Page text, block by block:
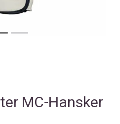
MC-Hansker